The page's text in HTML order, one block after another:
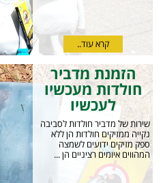
קרא עוד..
הזמנת מדביר
חולדות מעכשיו
לעכשיו
שירות של מדביר חולדות לסביבה
נקייה ממזיקים חולדות הן ללא
ספק מזיקים ידועים לשמצה
המהווים איומים רציניים הן ...